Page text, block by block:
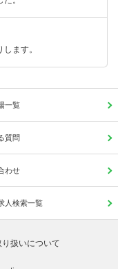
ます。
一覧
質問
わせ
人検索一覧
扱いについて